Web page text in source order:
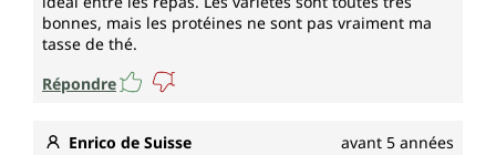
bonnes, mais les protéines ne sont pas vraiment ma
tasse de thé.
Répondre
Enrico de Suisse avant 5 années